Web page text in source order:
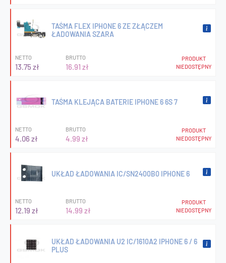
TAŚMA FLEX IPHONE 6 ZE ZŁĄCZEM
ŁADOWANIA SZARA
NETTO
13.75 zł
BRUTTO
16.91 zł
PRODUKT
NIEDOSTĘPNY
TAŚMA KLEJĄCA BATERIE IPHONE 6 6S 7
NETTO
4.06 zł
BRUTTO
4.99 zł
PRODUKT
NIEDOSTĘPNY
UKŁAD ŁADOWANIA IC/SN2400B0 IPHONE 6
NETTO
12.19 zł
BRUTTO
14.99 zł
PRODUKT
NIEDOSTĘPNY
UKŁAD ŁADOWANIA U2 IC/1610A2 IPHONE 6 / 6
PLUS